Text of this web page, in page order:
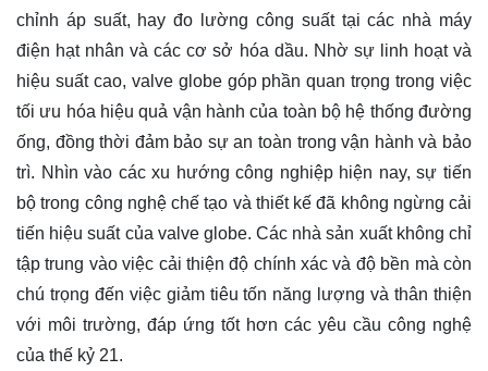
chỉnh áp suất, hay đo lường công suất tại các nhà máy
điện hạt nhân và các cơ sở hóa dầu. Nhờ sự linh hoạt và
hiệu suất cao, valve globe góp phần quan trọng trong việc
tối ưu hóa hiệu quả vận hành của toàn bộ hệ thống đường
ống, đồng thời đảm bảo sự an toàn trong vận hành và bảo
trì. Nhìn vào các xu hướng công nghiệp hiện nay, sự tiến
bộ trong công nghệ chế tạo và thiết kế đã không ngừng cải
tiến hiệu suất của valve globe. Các nhà sản xuất không chỉ
tập trung vào việc cải thiện độ chính xác và độ bền mà còn
chú trọng đến việc giảm tiêu tốn năng lượng và thân thiện
với môi trường, đáp ứng tốt hơn các yêu cầu công nghệ
của thế kỷ 21.